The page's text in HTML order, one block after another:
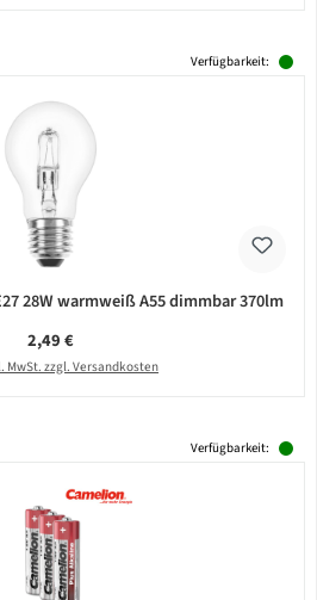
Verfügbarkeit:
28W warmweiß A55 dimmbar 370lm
Regulärer Preis:
2,49 €
MwSt. zzgl. Versandkosten
Verfügbarkeit: